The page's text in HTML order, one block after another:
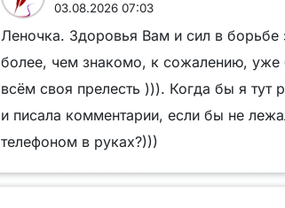
03.08.2026 07:03
Леночка. Здоровья Вам и сил в борьбе
более, чем знакомо, к сожалению, уже
всём своя прелесть ))). Когда бы я тут
и писала комментарии, если бы не
телефоном в руках?)))